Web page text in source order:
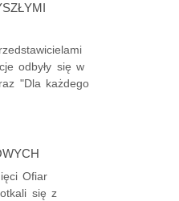
odbyły się w
"Dla każdego
Ofiar
się z